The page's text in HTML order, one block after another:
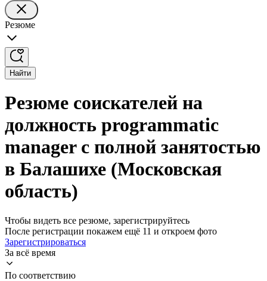
Резюме
Найти
Резюме соискателей на
должность programmatic
manager с полной занятостью
в Балашихе (Московская
область)
Чтобы видеть все резюме, зарегистрируйтесь
После регистрации покажем ещё 11 и откроем фото
Зарегистрироваться
За всё время
По соответствию